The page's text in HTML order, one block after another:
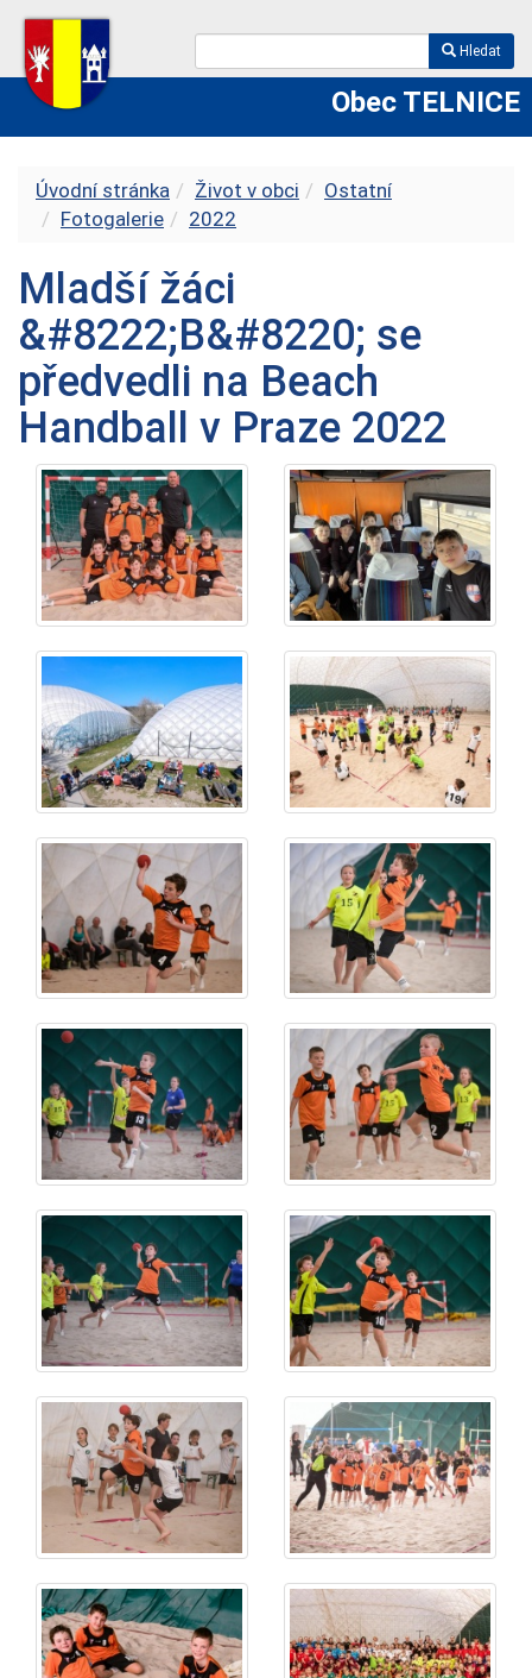
Hledat
Obec TELNICE
Úvodní stránka Život v obci
Ostatní
Fotogalerie
2022
Mladší žáci
&#8222;B&#8220; se
předvedli na Beach
Handball v Praze 2022